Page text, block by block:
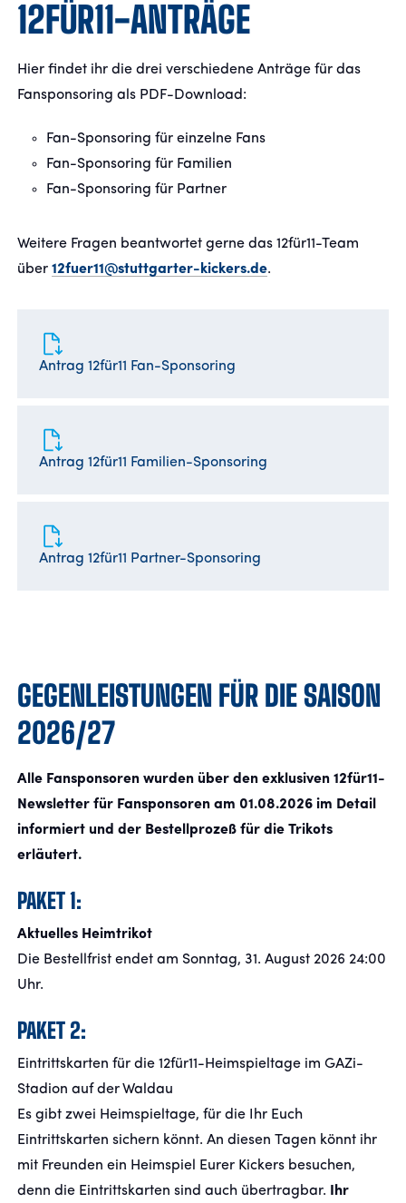
12FÜR11-ANTRÄGE
Hier findet ihr die drei verschiedene Anträge für das
Fansponsoring als PDF-Download:
Fan-Sponsoring für einzelne Fans
Fan-Sponsoring für Familien
Fan-Sponsoring für Partner
Weitere Fragen beantwortet gerne das 12für11-Team
über 12fuer11@stuttgarter-kickers.de.
Antrag 12für11 Fan-Sponsoring
Antrag 12für11 Familien-Sponsoring
Antrag 12für11 Partner-Sponsoring
GEGENLEISTUNGEN FÜR DIE SAISON
2026/27
Alle Fansponsoren wurden über den exklusiven 12für11-
Newsletter für Fansponsoren am 01.08.2026 im Detail
informiert und der Bestellprozeß für die Trikots
erläutert.
PAKET 1:
Aktuelles Heimtrikot
Die Bestellfrist endet am Sonntag, 31. August 2026 24:00
Uhr.
PAKET 2:
Eintrittskarten für die 12für11-Heimspieltage im GAZi-
Stadion auf der Waldau
Es gibt zwei Heimspieltage, für die Ihr Euch
Eintrittskarten sichern könnt. An diesen Tagen könnt ihr
mit Freunden ein Heimspiel Eurer Kickers besuchen,
denn die Eintrittskarten sind auch übertragbar.
Ihr